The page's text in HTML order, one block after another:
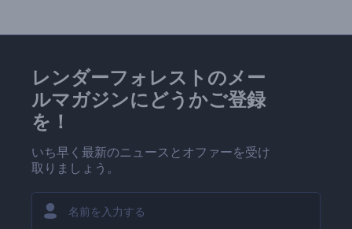
レンダーフォレストのメー
ルマガジンにどうかご登録
を！
いち早く最新のニュースとオファーを受け
取りましょう。